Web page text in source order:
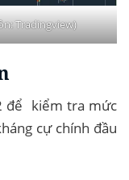
Tradingview)
để kiểm tra mức
cự chính đầu